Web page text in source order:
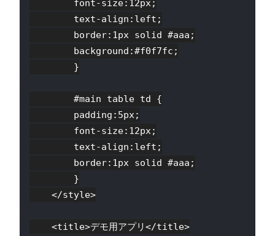
        font-size:12px;
        text-align:left;
        border:1px solid #aaa;
        background:#f0f7fc;
        }
        #main table td {
        padding:5px;
        font-size:12px;
        text-align:left;
        border:1px solid #aaa;
        }
    </style>
    <title>デモ用アプリ</title>